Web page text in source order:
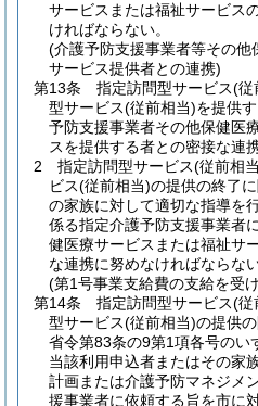
サービスまたは福祉サービス
ければならない。
(介護予防支援事業者等その
サービス提供者との連携)
第13条
指定訪問型サービス(従
型サービス(従前相当)を提供
予防支援事業者その他保健医
スを提供する者との密接な連
2
指定訪問型サービス(従前相
ビス(従前相当)の提供の終了
の家族に対して適切な指導を
係る指定介護予防支援事業者
健医療サービスまたは福祉サ
な連携に努めなければならない
(第1号事業支給費の支給を受
第14条
指定訪問型サービス(従
型サービス(従前相当)の提供
省令第83条の9第1項各号のい
当該利用申込者またはその家
計画または介護予防マネジメ
援事業者に依頼する旨を市に